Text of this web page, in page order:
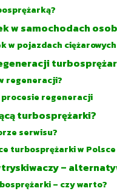
w samochodach
pojazdach
regeneracji?
regeneracji
turbosprężarki?
serwisu?
turbosprężarki w Polsce
–
– czy warto?